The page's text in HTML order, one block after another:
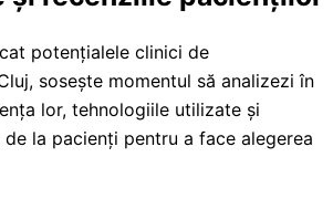
potențialele clinici de
sosește momentul să analizezi în
lor, tehnologiile utilizate și
la pacienți pentru a face alegerea